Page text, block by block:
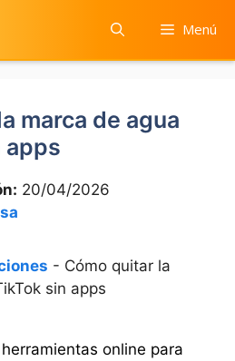
Menú
marca de agua
apps
20/04/2026
- Cómo quitar la
sin apps
online para